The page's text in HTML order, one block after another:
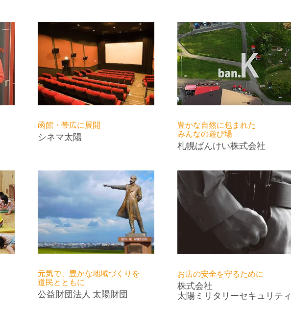
函館・帯広に展開
シネマ太陽
豊かな自然に包まれた
みんなの遊び場
札幌ばんけい株式会社
元気で、豊かな地域づくりを
道民とともに
公益財団法人 太陽財団
お店の安全を守るために
株式会社
太陽ミリタリーセキュリティ